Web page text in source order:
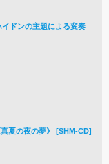
ドンの主題による変奏
夏の夜の夢》 [SHM-CD]